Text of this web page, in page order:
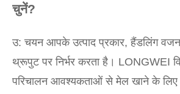
चुनें?
उ: चयन आपके उत्पाद प्रकार, हैंडलिंग
थ्रूपुट पर निर्भर करता है। LONGWEI
परिचालन आवश्यकताओं से मेल खाने के